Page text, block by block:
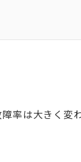
率は大きく変わ